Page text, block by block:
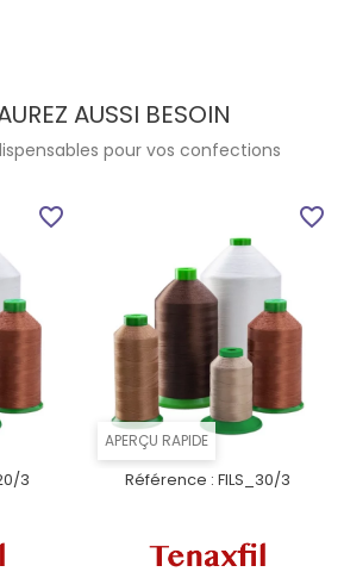
AUSSI BESOIN
pour vos confections
3
favorite_border
APERÇU RAPIDE
Référence : FILS_30/3
favorite_border